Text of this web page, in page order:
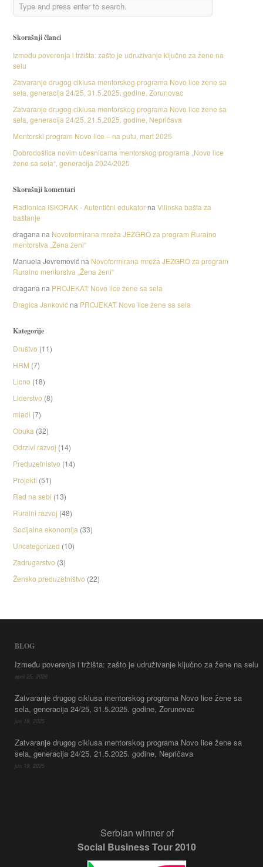
Skorašnji članci
Između poverenja i tržišta: zašto je udruživanje ključno za žene na
selu
Zatvaranje drugog ciklusa mentorskog programa Novo lice žene sa
sela, generacija 24/25, 31.5.2025. godine, Zorunovac
Zatvaranje drugog ciklusa mentorskog programa Novo lice žene sa
sela, generacija 24/25, 21.5.2025. godine, Nepričava
Mentorski program Novo lice – na putu, mart 2025
Dobrodošlica novim učesnicama mentorskog programa „Novo lice
žene sa sela“, generacija 2024/2025
Skorašnji komentari
Radionica ISKORAK - Autentični edukatorna Vilinska bašta za
baštanje
dragana na Novoformirana mreža JEZGRO za program Ruralno
mentorstva „Žena ženi“
Manuela Jevremovićna Novoformirana mreža JEZGRO za program
Ruralno mentorstva „Žena ženi“
dragana na PROJEKAT: Novo lice žene sa sela
Dragica Jankovićna PROJEKAT: Novo lice žene sa sela
Kategorije
Društvo (11)
HRM (7)
Licno (18)
Liderstvo (8)
mladi (7)
Obuka (32)
Odrzivi razvoj (14)
Preduzetnistvo (14)
Projekti (51)
Rad na sebi (13)
Ruralni razvoj (48)
Socijalna ekonomija (33)
Uncategorized (10)
Zadrugarstvo (3)
Žensko preduzetništvo (22)
BLOG
Između poverenja i tržišta: zašto je udruživanje ključno za žene na selu
april 25, 2026
Zatvaranje drugog ciklusa mentorskog programa Novo lice žene sa
sela, generacija 24/25, 31.5.2025. godine, Zorunovac
jun 19, 2025
Zatvaranje drugog ciklusa mentorskog programa Novo lice žene sa
sela, generacija 24/25, 21.5.2025. godine, Nepričava
jun 19, 2025
Serbian winner of
Social Business Tour 2010